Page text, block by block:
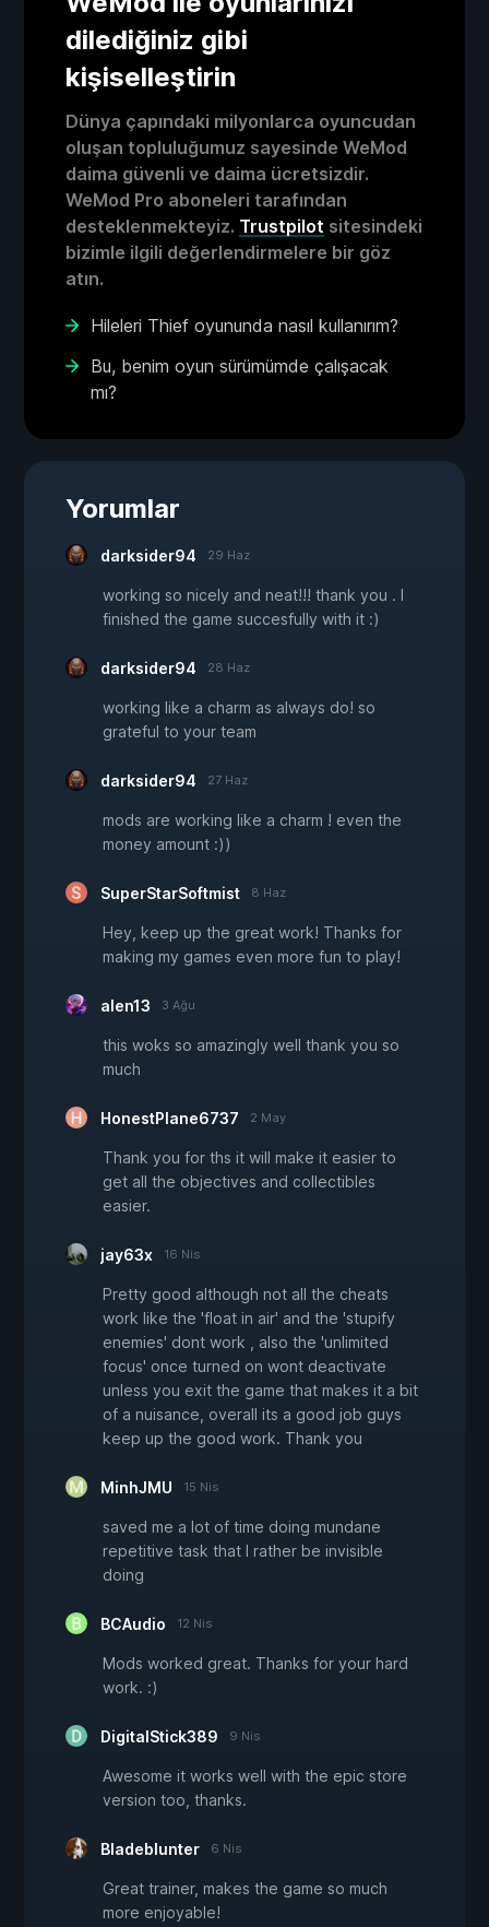
dilediğiniz gibi
kişiselleştirin
Dünya çapındaki milyonlarca oyuncudan
oluşan topluluğumuz sayesinde WeMod
daima güvenli ve daima ücretsizdir.
WeMod Pro aboneleri tarafından
desteklenmekteyiz. Trustpilot sitesindeki
bizimle ilgili değerlendirmelere bir göz
atın.
Hileleri Thief oyununda nasıl kullanırım?
Bu, benim oyun sürümümde çalışacak
mı?
Yorumlar
darksider94 29 Haz
working so nicely and neat!!! thank you . I
finished the game succesfully with it :)
darksider94 28 Haz
working like a charm as always do! so
grateful to your team
darksider94 27 Haz
mods are working like a charm ! even the
money amount :))
SuperStarSoftmist 8 Haz
Hey, keep up the great work! Thanks for
making my games even more fun to play!
alen13 3 Ağu
this woks so amazingly well thank you so
much
HonestPlane6737 2 May
Thank you for ths it will make it easier to
get all the objectives and collectibles
easier.
jay63x 16 Nis
Pretty good although not all the cheats
work like the 'float in air' and the 'stupify
enemies' dont work , also the 'unlimited
focus' once turned on wont deactivate
unless you exit the game that makes it a bit
of a nuisance, overall its a good job guys
keep up the good work. Thank you
MinhJMU 15 Nis
saved me a lot of time doing mundane
repetitive task that I rather be invisible
doing
BCAudio 12 Nis
Mods worked great. Thanks for your hard
work. :)
DigitalStick389 9 Nis
Awesome it works well with the epic store
version too, thanks.
Bladeblunter 6 Nis
Great trainer, makes the game so much
more enjoyable!